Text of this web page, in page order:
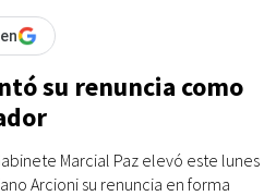
su renuncia como
Marcial Paz elevó este lunes
Arcioni su renuncia en forma